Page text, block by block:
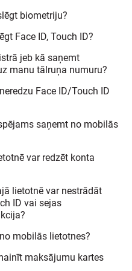
biometriju?
Face ID, Touch ID?
jeb kā saņemt
manu tālruņa numuru?
Face ID/Touch ID
saņemt no mobilās
var redzēt konta
lietotnē var nestrādāt
ID vai sejas
mobilās lietotnes?
maksājumu kartes